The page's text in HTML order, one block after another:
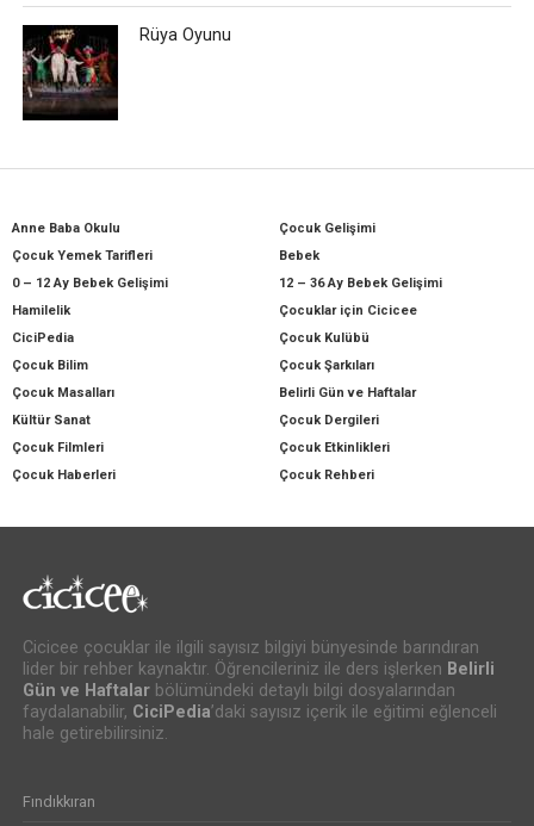
Rüya Oyunu
Anne Baba Okulu
Çocuk Gelişimi
Çocuk Yemek Tarifleri
Bebek
0 – 12 Ay Bebek Gelişimi
12 – 36 Ay Bebek Gelişimi
Hamilelik
Çocuklar için Cicicee
CiciPedia
Çocuk Kulübü
Çocuk Bilim
Çocuk Şarkıları
Çocuk Masalları
Belirli Gün ve Haftalar
Kültür Sanat
Çocuk Dergileri
Çocuk Filmleri
Çocuk Etkinlikleri
Çocuk Haberleri
Çocuk Rehberi
Cicicee çocuklar ile ilgili sayısız bilgiyi bünyesinde barındıran
lider bir rehber kaynaktır. Öğrencileriniz ile ders işlerken Belirli
Gün ve Haftalarbölümündeki detaylı bilgi dosyalarından
faydalanabilir, CiciPedia’daki sayısız içerik ile eğitimi eğlenceli
hale getirebilirsiniz.
Fındıkkıran